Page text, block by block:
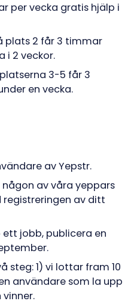
per vecka gratis hjälp i
plats 2 får 3 timmar
i 2 veckor.
3-5 får 3
en vecka.
av Yepstr.
av våra yeppars
registreringen av ditt
jobb, publicera en
steg: 1) vi lottar fram 10
användare som la upp